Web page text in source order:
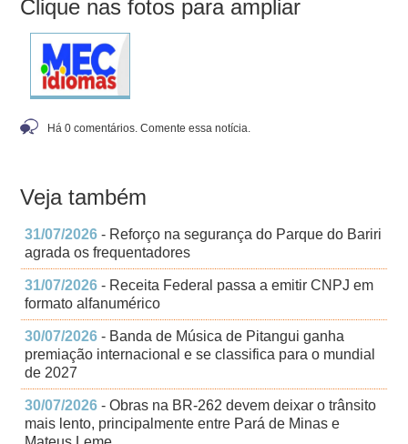
Clique nas fotos para ampliar
Há 0 comentários. Comente essa notícia.
Veja também
31/07/2026 - Reforço na segurança do Parque do Bariri
agrada os frequentadores
31/07/2026 - Receita Federal passa a emitir CNPJ em
formato alfanumérico
30/07/2026 - Banda de Música de Pitangui ganha
premiação internacional e se classifica para o mundial
de 2027
30/07/2026 - Obras na BR-262 devem deixar o trânsito
mais lento, principalmente entre Pará de Minas e